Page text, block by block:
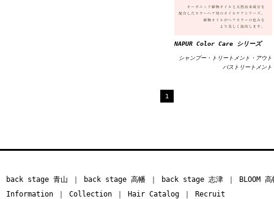
NAPUR Color Care シリーズ
シャンプー・トリートメント・アウト
バストリートメント
1
back stage 青山 back stage 高幡 back stage 志津
BLOOM
Information
Collection Hair Catalog Recruit